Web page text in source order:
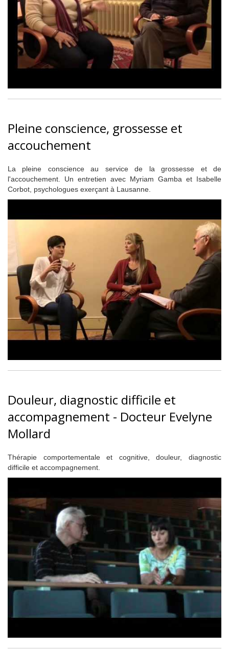
Pleine conscience, grossesse et
accouchement
La pleine conscience au service de la grossesse et de
l'accouchement. Un entretien avec Myriam Gamba et Isabelle
Corbot, psychologues exerçant à Lausanne.
Douleur, diagnostic difficile et
accompagnement - Docteur Evelyne
Mollard
Thérapie comportementale et cognitive, douleur, diagnostic
difficile et accompagnement.